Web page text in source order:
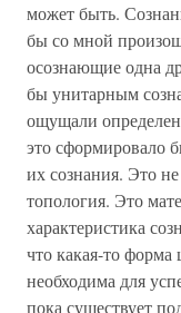
может быть.
бы со мной
осознающие одна
бы унитарным
ощущали
это сформировало
их сознания. Это
топология. Это
характеристика
что какая-то форма
необходима для
пока существует